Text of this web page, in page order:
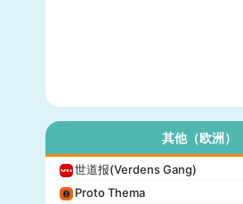
其他（欧洲）
世道报(Verdens Gang)
Proto Thema